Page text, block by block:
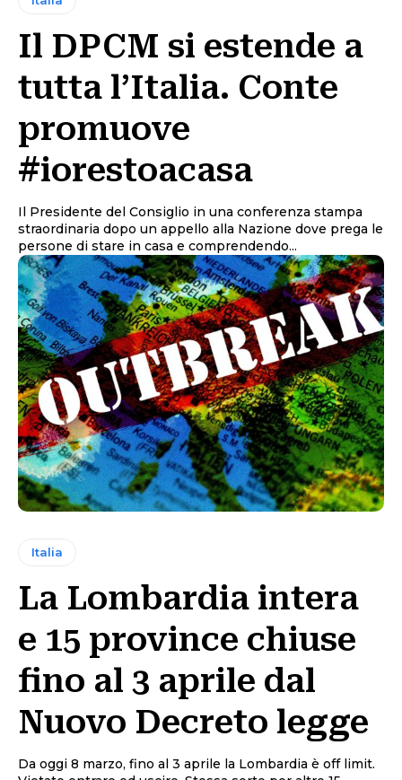
Il DPCM si estende a
tutta l’Italia. Conte
promuove
#iorestoacasa
Il Presidente del Consiglio in una conferenza stampa
straordinaria dopo un appello alla Nazione dove prega le
persone di stare in casa e comprendendo...
Italia
La Lombardia intera
e 15 province chiuse
fino al 3 aprile dal
Nuovo Decreto legge
Da oggi 8 marzo, fino al 3 aprile la Lombardia è off limit.